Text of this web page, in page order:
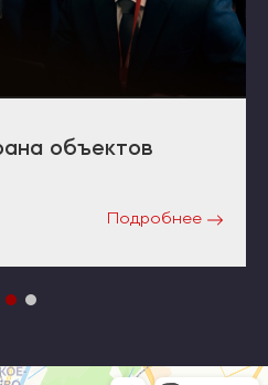
объектов
Подробнее